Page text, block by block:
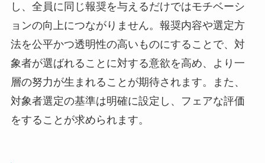
し、全員に同じ報奨を与えるだけではモチベーシ
ョンの向上につながりません。報奨内容や選定方
法を公平かつ透明性の高いものにすることで、対
象者が選ばれることに対する意欲を高め、より一
層の努力が生まれることが期待されます。また、
対象者選定の基準は明確に設定し、フェアな評価
をすることが求められます。